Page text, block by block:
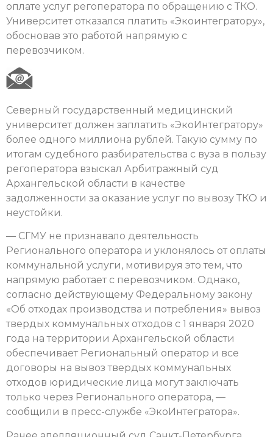
оплате услуг регоператора по обращению с ТКО.
Университет отказался платить «Экоинтегратору»,
обосновав это работой напрямую с
перевозчиком.
Северный государственный медицинский
университет должен заплатить «ЭкоИнтегратору»
более одного миллиона рублей. Такую сумму по
итогам судебного разбирательства с вуза в пользу
регоператора взыскал Арбитражный суд
Архангельской области в качестве
задолженности за оказание услуг по вывозу ТКО и
неустойки.
— СГМУ не признавало деятельность
Регионального оператора и уклонялось от оплаты
коммунальной услуги, мотивируя это тем, что
напрямую работает с перевозчиком. Однако,
согласно действующему Федеральному закону
«Об отходах производства и потребления» вывоз
твердых коммунальных отходов с 1 января 2020
года на территории Архангельской области
обеспечивает Региональный оператор и все
договоры на вывоз твердых коммунальных
отходов юридические лица могут заключать
только через Регионального оператора, —
сообщили в пресс-службе «ЭкоИнтегратора».